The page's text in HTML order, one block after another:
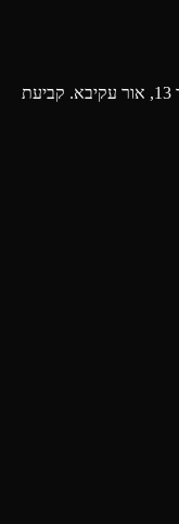
סלון שיזוף, עיצוב גבות והרמת ריסים ברוטשילד 13, אור עקיבא. קביעת